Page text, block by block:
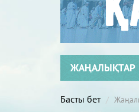
ЖАҢАЛЫҚТАР
Басты бет